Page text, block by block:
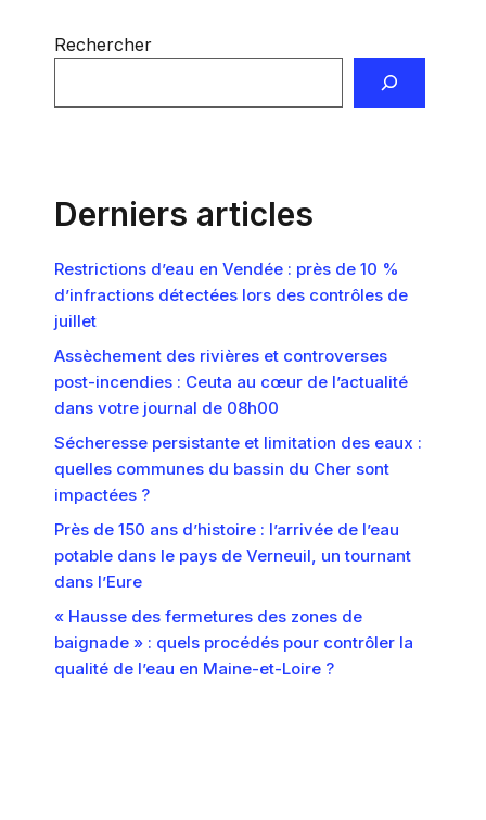
Rechercher
Derniers articles
Restrictions d’eau en Vendée : près de 10 %
d’infractions détectées lors des contrôles de
juillet
Assèchement des rivières et controverses
post-incendies : Ceuta au cœur de l’actualité
dans votre journal de 08h00
Sécheresse persistante et limitation des eaux :
quelles communes du bassin du Cher sont
impactées ?
Près de 150 ans d’histoire : l’arrivée de l’eau
potable dans le pays de Verneuil, un tournant
dans l’Eure
« Hausse des fermetures des zones de
baignade » : quels procédés pour contrôler la
qualité de l’eau en Maine-et-Loire ?